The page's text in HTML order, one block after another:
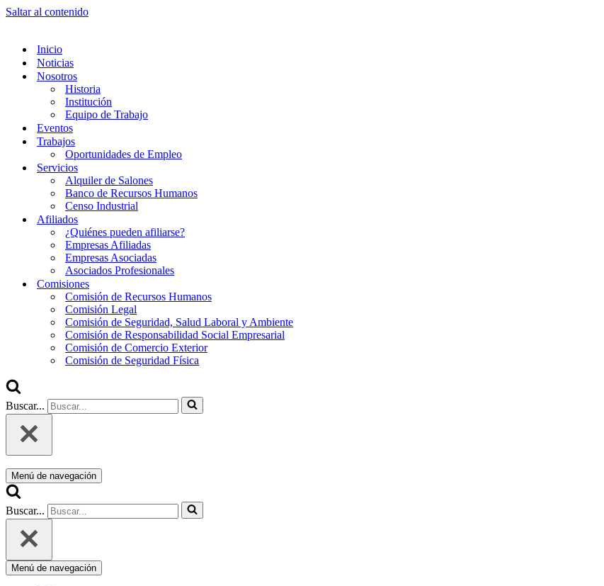
Saltar al contenido
Inicio
Noticias
Nosotros
Historia
Institución
Equipo de Trabajo
Eventos
Trabajos
Oportunidades de Empleo
Servicios
Alquiler de Salones
Banco de Recursos Humanos
Censo Industrial
Afiliados
¿Quiénes pueden afiliarse?
Empresas Afiliadas
Empresas Asociadas
Asociados Profesionales
Comisiones
Comisión de Recursos Humanos
Comisión Legal
Comisión de Seguridad, Salud Laboral y Ambiente
Comisión de Responsabilidad Social Empresarial
Comisión de Comercio Exterior
Comisión de Seguridad Física
Buscar...
Menú de navegación
Buscar...
Menú de navegación